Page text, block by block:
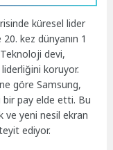
küresel lider
kez dünyanın 1
devi,
liderliğini koruyor.
göre Samsung,
bir pay elde etti. Bu
ve yeni nesil ekran
ediyor.